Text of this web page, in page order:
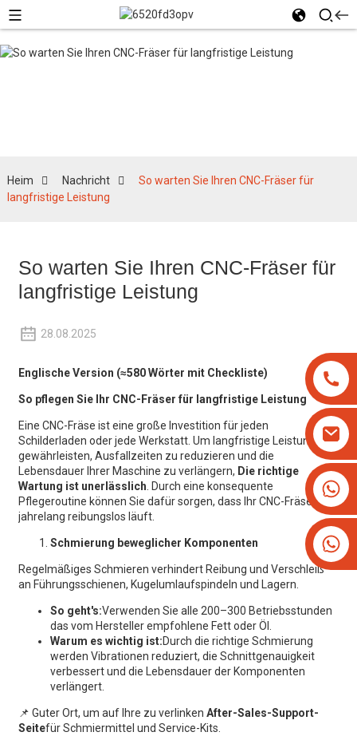
+8613825779334
+16266628193
Heim Nachricht
So warten Sie Ihren CNC-Fräser für
langfristige Leistung
So warten Sie Ihren CNC-Fräser für
langfristige Leistung
28.08.2025
Englische Version (≈580 Wörter mit Checkliste)
So pflegen Sie Ihr CNC-Fräser für langfristige Leistung
Eine CNC-Fräse ist eine große Investition für jeden
Schilderladen oder jede Werkstatt. Um langfristige Leistung zu
gewährleisten, Ausfallzeiten zu reduzieren und die
Lebensdauer Ihrer Maschine zu verlängern, Die richtige
Wartung ist unerlässlich. Durch eine konsequente
Pflegeroutine können Sie dafür sorgen, dass Ihr CNC-Fräser
jahrelang reibungslos läuft.
Schmierung beweglicher Komponenten
Regelmäßiges Schmieren verhindert Reibung und Verschleiß
an Führungsschienen, Kugelumlaufspindeln und Lagern.
So geht's:Verwenden Sie alle 200–300 Betriebsstunden
das vom Hersteller empfohlene Fett oder Öl.
Warum es wichtig ist:Durch die richtige Schmierung
werden Vibrationen reduziert, die Schnittgenauigkeit
verbessert und die Lebensdauer der Komponenten
verlängert.
📌 Guter Ort, um auf Ihre zu verlinken After-Sales-Support-
Seitefür Schmiermittel und Service-Kits.